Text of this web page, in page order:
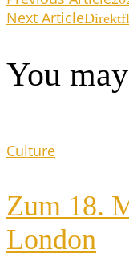
Next Article
You
Culture
Zum 18.
London